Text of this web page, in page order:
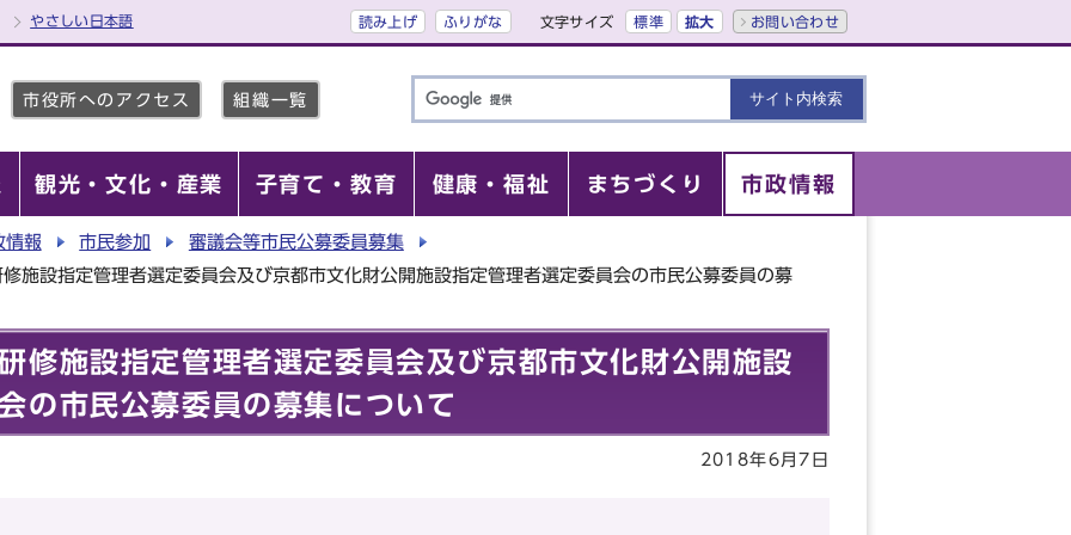
やさしい日本語 読み上げ ふりがな 文字サイズ 標準 拡大 お問い合わせ
市役所へのアクセス 組織一覧
観光・文化・産業 子育て・教育 健康・福祉 まちづくり 市政情報
情報 市民参加
審議会等市民公募委員募集
施設指定管理者選定委員会及び京都市文化財公開施設指定管理者選定委員会の市民公募委員の募
修施設指定管理者選定委員会及び京都市文化財公開施設
の市民公募委員の募集について
2018年6月7日